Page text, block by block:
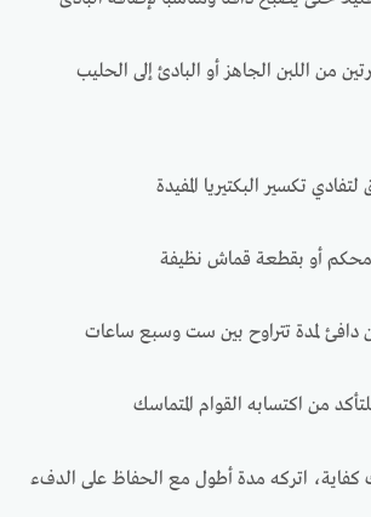
من اللبن الجاهز أو البادئ إلى الحليب
تكسير البكتيريا المفيدة
أو بقطعة قماش نظيفة
دافئ لمدة تتراوح بين ست وسبع ساعات
من اكتسابه القوام المتماسك
اتركه مدة أطول مع الحفاظ على الدفء